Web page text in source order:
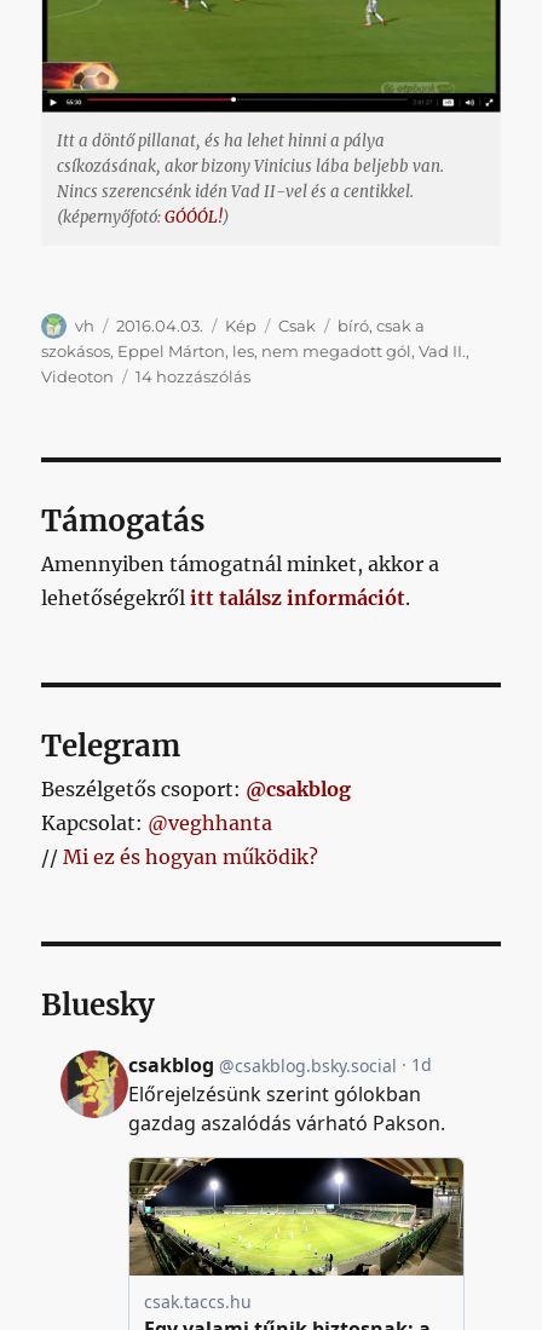
kép!)
című
bejegyzéshez
Itt a döntő pillanat, és ha lehet hinni a pálya
csíkozásának, akor bizony Vinicius lába beljebb van.
Nincs szerencsénk idén Vad II-vel és a centikkel.
(képernyőfotó:GÓÓÓL!)
Szerző
vh Közzétéve
2016.04.03. Forma
Kép Kategória
Csak Címke
bíró,csak a
szokásos, Eppel Márton, les, nem megadott gól,Vad II.,
Videoton
14 hozzászólásEppel
viszont
című
Támogatás
Amennyiben támogatnál minket, akkor a
lehetőségekrőlitt találsz információt.
Telegram
Beszélgetős csoport: @csakblog
Kapcsolat: @veghhanta
//Mi ez és hogyan működik?
Bluesky